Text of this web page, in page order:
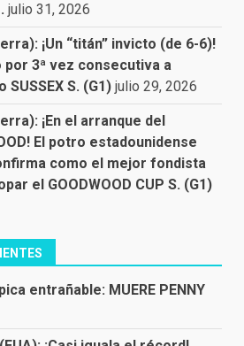
julio 31, 2026
¡Un “titán” invicto (de 6-6)!
por 3ª vez consecutiva a
SUSSEX S. (G1) julio 29, 2026
¡En el arranque del
El potro estadounidense
como el mejor fondista
el GOODWOOD CUP S. (G1)
entrañable: MUERE PENNY